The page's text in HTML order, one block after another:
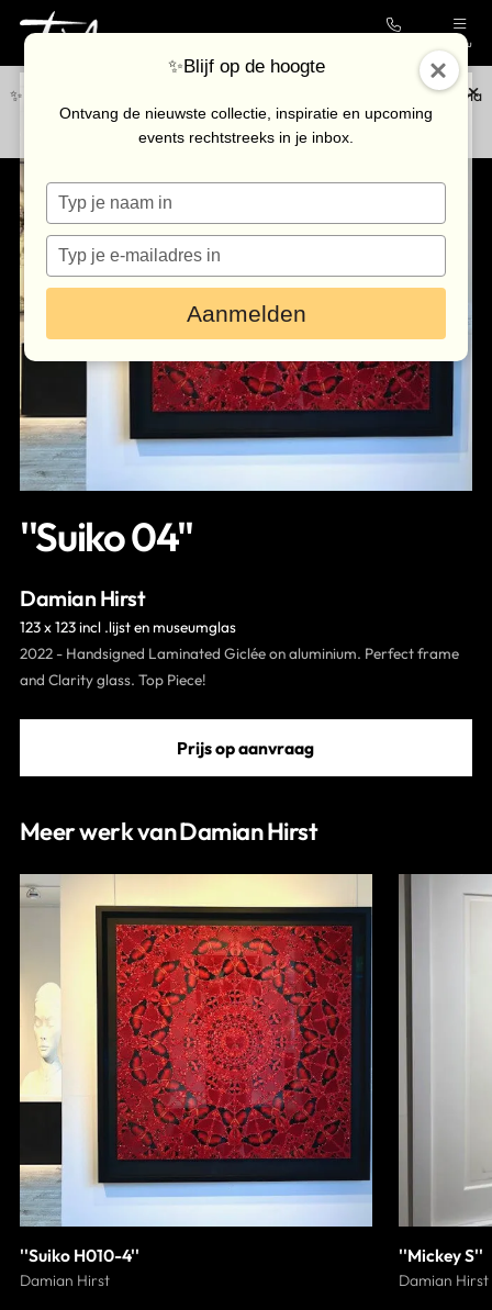
Menu
✨Blijf op de hoogte van de nieuwste collectie en upcoming events via
onze nieuwsbrief
Collectie
Galerie
Kunstenaars
Outlet
Bezoek de galerie
Inkoop
Verhuur
Eventlocatie
Nieuws & agenda
Contact
''Suiko 04''
Damian Hirst
123 x 123 incl .lijst en museumglas
2022 - Handsigned Laminated Giclée on aluminium. Perfect frame
and Clarity glass. Top Piece!
Prijs op aanvraag
Meer werk van Damian Hirst
''Suiko H010-4''
Damian Hirst
''Mickey S''
Damian Hirst
✨Blijf op de hoogte
Ontvang de nieuwste collectie, inspiratie en upcoming
events rechtstreeks in je inbox.
Typ
je
naam
Typ
je
e-
in
Aanmelden